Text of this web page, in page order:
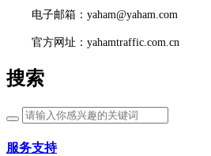
电子邮箱：yaham@yaham.com
官方网址：yahamtraffic.com.cn
搜索
服务支持